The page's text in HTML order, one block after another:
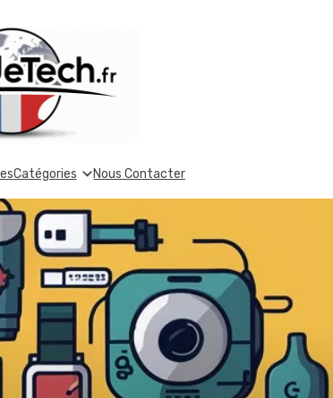
Catégories Nous Contacter